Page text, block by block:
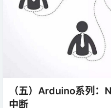
（五）Arduino系列
中断